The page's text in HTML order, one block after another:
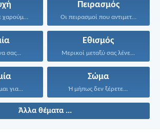
Να είστε πάντοτε χαρούμενοι...
Πειρασμός
Οι πειρασμοί που αντιμετωπίσατε...
σας...
Εθισμός
Μερικοί μεταξύ σας λένε...
για...
Σώμα
Ή μήπως δεν ξέρετε...
Άλλα θέματα ...